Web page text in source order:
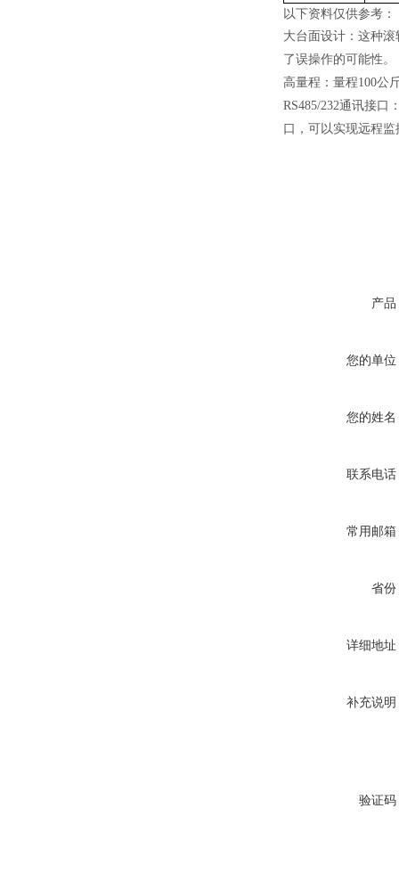
以下资料仅供参考：
大台面设计：这种
了误操作的可能性。
高量程：量程100公
RS485/232通讯接口
口，可以实现远程
产品
您的单位
您的姓名
联系电话
常用邮箱
省份
详细地址
补充说明
验证码